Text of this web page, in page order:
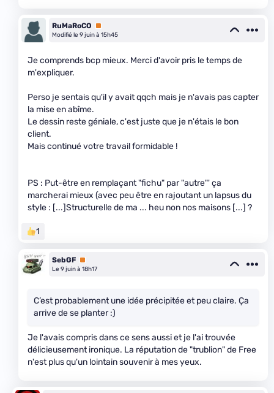
RuMaRoCO
Premium
Modifié le 9 juin à 15h45
Je comprends bcp mieux. Merci d'avoir pris le temps de
m'expliquer.
Perso je sentais qu'il y avait qqch mais je n'avais pas capter
la mise en abîme.
Le dessin reste géniale, c'est juste que je n'étais le bon
client.
Mais continué votre travail formidable !
PS : Put-être en remplaçant "fichu" par "autre"' ça
marcherai mieux (avec peu être en rajoutant un lapsus du
style : [...]Structurelle de ma ... heu non nos maisons [...] ?
1
SebGF Premium
Le 9 juin à 18h17
C’est probablement une idée précipitée et peu claire. Ça
arrive de se planter :)
Je l'avais compris dans ce sens aussi et je l'ai trouvée
délicieusement ironique. La réputation de "trublion" de Free
n'est plus qu'un lointain souvenir à mes yeux.